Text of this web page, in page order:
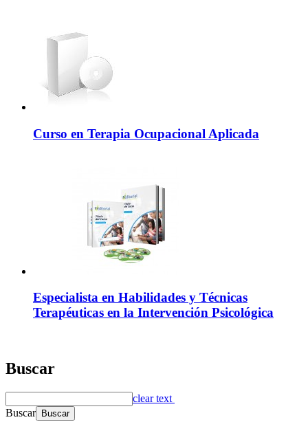
Curso en Terapia Ocupacional Aplicada
Especialista en Habilidades y Técnicas
Terapéuticas en la Intervención Psicológica
Buscar
clear text
Buscar